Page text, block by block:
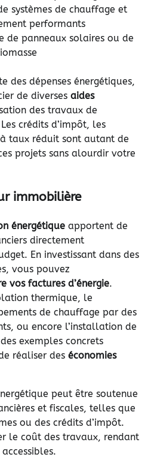
systèmes de chauffage et
performants
de panneaux solaires ou de
des dépenses énergétiques,
de diverses aides
des travaux de
crédits d’impôt, les
taux réduit sont autant de
projets sans alourdir votre
immobilière
énergétique apportent de
directement
En investissant dans des
vous pouvez
vos factures d’énergie.
thermique, le
de chauffage par des
ou encore l’installation de
exemples concrets
réaliser des économies
peut être soutenue
et fiscales, telles que
ou des crédits d’impôt.
le coût des travaux, rendant